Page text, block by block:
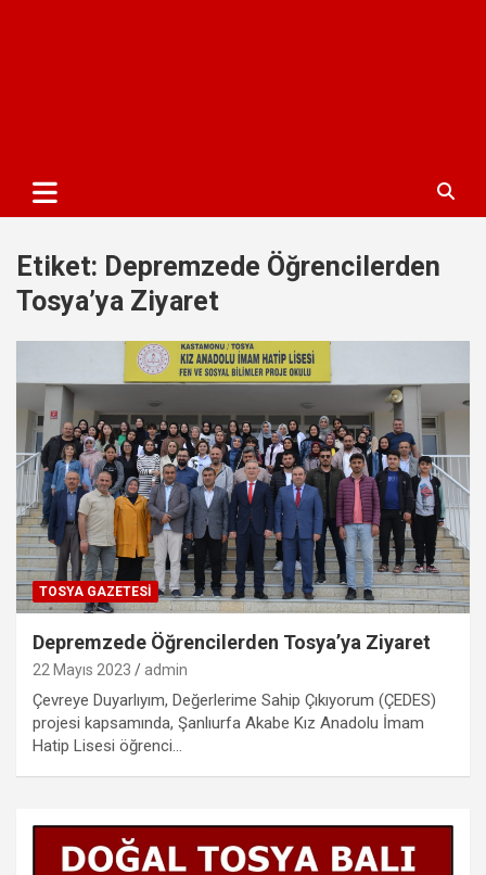
Etiket: Depremzede Öğrencilerden
Tosya’ya Ziyaret
TOSYA GAZETESI
Depremzede Öğrencilerden Tosya’ya Ziyaret
22 Mayıs 2023 admin
Çevreye Duyarlıyım, Değerlerime Sahip Çıkıyorum (ÇEDES)
projesi kapsamında, Şanlıurfa Akabe Kız Anadolu İmam
Hatip Lisesi öğrenci…